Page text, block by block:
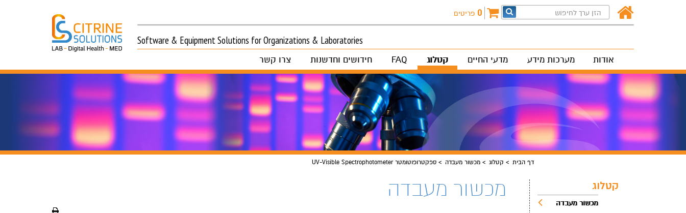
0 פריטים
Software & Equipment Solutions for Organizations & Laboratories
אודות מערכות מידע מדעי החיים קטלוג FAQ חידושים וחדשנות צרו קשר
דף הבית קטלוג מכשור מעבדה ספקטרופוטומטר UV-Visible Spectrophotometer
קטלוג
מכשור מעבדה
מכשור מעבדה